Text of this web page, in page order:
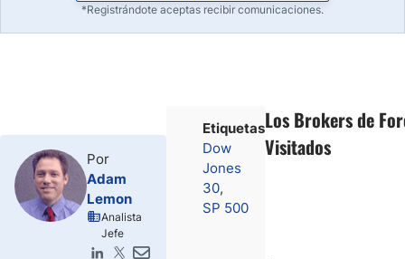
*Registrándote aceptas recibir comunicaciones.
Por
Adam
Lemon
Analista
Jefe
Etiquetas
Dow
Jones
30
SP 500
Los Brokers de
Visitados